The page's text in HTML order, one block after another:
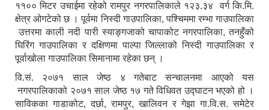
११०० मिटर उचाईमा रहेको रामपुर नगरपालिकाले १२३.३४ वर्ग कि.मि.
क्षेत्र ओगटेको छ । पूर्वमा निस्दी गाउपालिका, पश्चिममा रम्भा गाउपालिका
उत्तरमा काली नदी पारी स्याङ्गजाको चापाकोट नगरपालिका, तनहुँको
घिरिंग गाउपालिका र दक्षिणमा पाल्पा जिल्लाको निस्दी गाउपालिका र
पूर्वाखोला गाउपालिका सिमानामा रहेका छन् ।
वि.सं. २०७१ साल जेष्ठ ४ गतेबाट सन्चालनमा आएको यस
नगरपालिकाको २०७१ साल जेष्ठ १७ गते विधिवत उद्घाटन भएको हो ।
साविकका गाडाकोट, दर्छा, रामपुर, खालिवन र गेझा गा.वि.स. समेटेर